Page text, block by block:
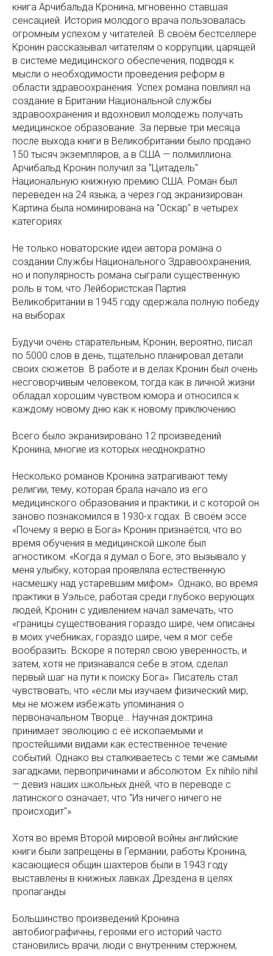
книга Арчибальда Кронина, мгновенно ставшая
сенсацией. История молодого врача пользовалась
огромным успехом у читателей. В своём бестселлере
Кронин рассказывал читателям о коррупции, царящей
в системе медицинского обеспечения, подводя к
мысли о необходимости проведения реформ в
области здравоохранения. Успех романа повлиял на
создание в Британии Национальной службы
здравоохранения и вдохновил молодежь получать
медицинское образование. За первые три месяца
после выхода книги в Великобритании было продано
150 тысяч экземпляров, а в США — полмиллиона.
Арчибальд Кронин получил за "Цитадель"
Национальную книжную премию США. Роман был
переведен на 24 языка, а через год экранизирован.
Картина была номинирована на "Оскар" в четырех
категориях
Не только новаторские идеи автора романа о
создании Службы Национального Здравоохранения,
но и популярность романа сыграли существенную
роль в том, что Лейбористская Партия
Великобритании в 1945 году одержала полную победу
на выборах
Будучи очень старательным, Кронин, вероятно, писал
по 5000 слов в день, тщательно планировал детали
своих сюжетов. В работе и в делах Кронин был очень
несговорчивым человеком, тогда как в личной жизни
обладал хорошим чувством юмора и относился к
каждому новому дню как к новому приключению
Всего было экранизировано 12 произведений
Кронина, многие из которых неоднократно
Несколько романов Кронина затрагивают тему
религии, тему, которая брала начало из его
медицинского образования и практики, и с которой он
заново познакомился в 1930-х годах. В своём эссе
«Почему я верю в Бога» Кронин признаётся, что во
время обучения в медицинской школе был
агностиком: «Когда я думал о Боге, это вызывало у
меня улыбку, которая проявляла естественную
насмешку над устаревшим мифом». Однако, во время
практики в Уэльсе, работая среди глубоко верующих
людей, Кронин с удивлением начал замечать, что
«границы существования гораздо шире, чем описаны
в моих учебниках, гораздо шире, чем я мог себе
вообразить. Вскоре я потерял свою уверенность, и
затем, хотя не признавался себе в этом, сделал
первый шаг на пути к поиску Бога». Писатель стал
чувствовать, что «если мы изучаем физический мир,
мы не можем избежать упоминания о
первоначальном Творце… Научная доктрина
принимает эволюцию с её ископаемыми и
простейшими видами как естественное течение
событий. Однако вы сталкиваетесь с теми же самыми
загадками, первопричинами и абсолютом. Ex nihilo nihil
— девиз наших школьных дней, что в переводе с
латинского означает, что "Из ничего ничего не
происходит"»
Хотя во время Второй мировой войны английские
книги были запрещены в Германии, работы Кронина,
касающиеся общин шахтеров были в 1943 году
выставлены в книжных лавках Дрездена в целях
пропаганды
Большинство произведений Кронина
автобиографичны, героями его историй часто
становились врачи, люди с внутренним стержнем,